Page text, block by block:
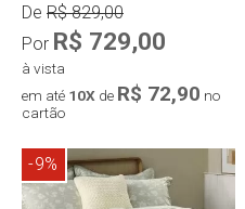
De R$ 829,00
Por R$ 729,00
à vista
em até 10X de R$ 72,90 no
cartão
-9%